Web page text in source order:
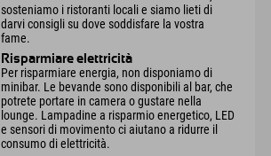
sosteniamo i ristoranti locali e siamo lieti di
darvi consigli su dove soddisfare la vostra
fame.
Risparmiare elettricità
Per risparmiare energia, non disponiamo di
minibar. Le bevande sono disponibili al bar, che
potrete portare in camera o gustare nella
lounge. Lampadine a risparmio energetico, LED
e sensori di movimento ci aiutano a ridurre il
consumo di elettricità.